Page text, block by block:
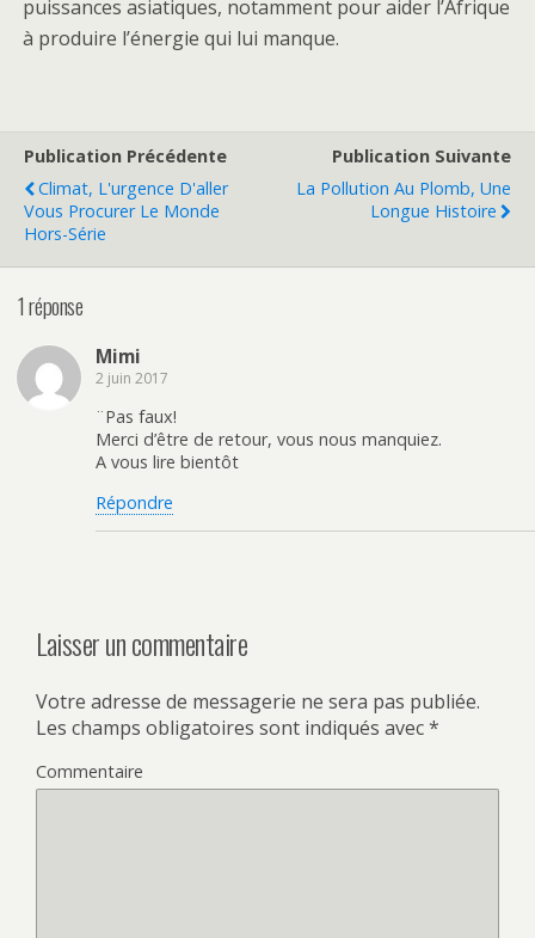
puissances asiatiques, notamment pour aider l’Afrique
à produire l’énergie qui lui manque.
Publication Précédente
Climat, L'urgence D'aller
Vous Procurer Le Monde
Hors-Série
Publication Suivante
La Pollution Au Plomb, Une
Longue Histoire
1 réponse
Mimi
2 juin 2017
¨Pas faux!
Merci d’être de retour, vous nous manquiez.
A vous lire bientôt
Répondre
Laisser un commentaire
Votre adresse de messagerie ne sera pas publiée.
Les champs obligatoires sont indiqués avec*
Commentaire